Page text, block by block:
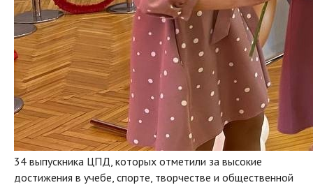
34 выпускника ЦПД, которых отметили за высокие
достижения в учебе, спорте, творчестве и общественной